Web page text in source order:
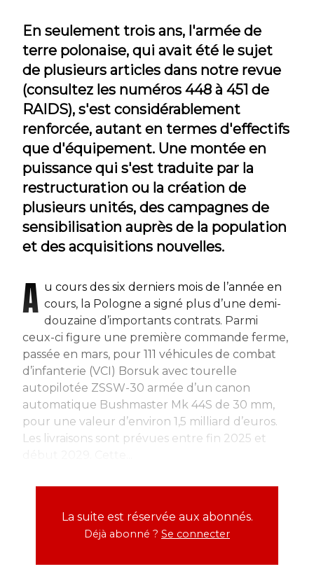
En seulement trois ans, l'armée de
terre polonaise, qui avait été le sujet
de plusieurs articles dans notre revue
(consultez les numéros 448 à 451 de
RAIDS), s'est considérablement
renforcée, autant en termes d'effectifs
que d'équipement. Une montée en
puissance qui s'est traduite par la
restructuration ou la création de
plusieurs unités, des campagnes de
sensibilisation auprès de la population
et des acquisitions nouvelles.
A u cours des six derniers mois de l’année en
cours, la Pologne a signé plus d’une demi-
douzaine d’importants contrats. Parmi
ceux-ci figure une première commande ferme,
passée en mars, pour 111 véhicules de combat
d’infanterie (VCI) Borsuk avec tourelle
autopilotée ZSSW-30 armée d’un canon
automatique Bushmaster Mk 44S de 30 mm,
pour une valeur d’environ 1,5 milliard d’euros.
Les livraisons sont prévues entre fin 2025 et
La suite est réservée aux abonnés.
Déjà abonné ? Se connecter